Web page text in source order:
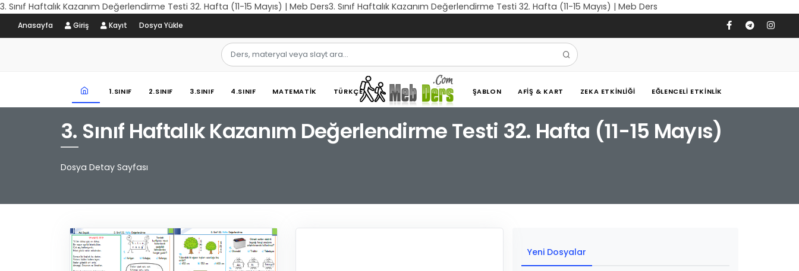
3. Sınıf Haftalık Kazanım Değerlendirme Testi 32. Hafta (11-15 Mayıs) | Meb Ders3. Sınıf Haftalık Kazanım Değerlendirme Testi 32. Hafta (11-15 Mayıs) | Meb Ders
Anasayfa Giriş Kayıt Dosya Yükle
1.SINIF 2.SINIF 3.SINIF 4.SINIF MATEMATIK TÜRKÇE ŞABLON AFIŞ & KART ZEKA ETKINLIĞI EĞLENCELI ETKINLIK
3. Sınıf Haftalık Kazanım Değerlendirme Testi 32. Hafta (11-15 Mayıs)
Dosya Detay Sayfası
Yeni Dosyalar